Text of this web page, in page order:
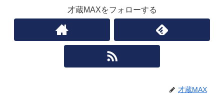
才蔵MAXをフォローする
才蔵MAX